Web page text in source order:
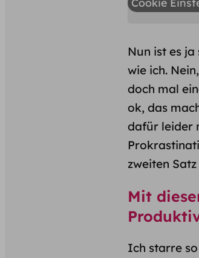
Nun ist es
wie ich.
doch mal
ok, das
dafür leider
zweiten
Mit
Ich starre